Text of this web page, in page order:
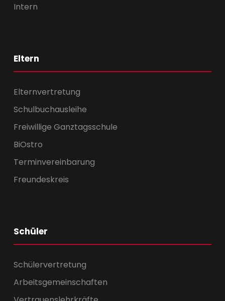
Intern
Eltern
Elternvertretung
Schulbuchausleihe
Freiwillige Ganztagsschule
BiOstro
Terminvereinbarung
Freundeskreis
Schüler
Schülervertretung
Arbeitsgemeinschaften